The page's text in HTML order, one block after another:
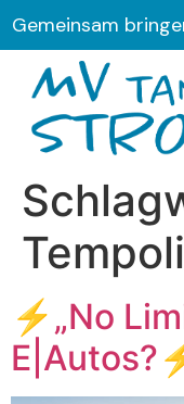
Gemeinsam
⚡„No